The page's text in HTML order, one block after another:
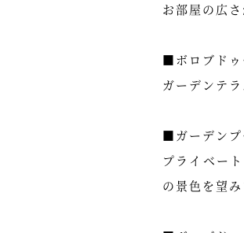
お部屋の広
■ボロブドゥ
ガーデンテ
■ガーデンプ
プライベー
の景色を望み